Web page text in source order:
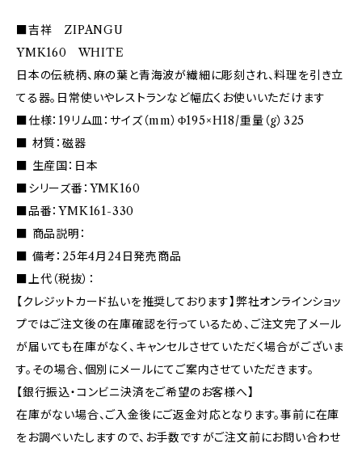
■吉祥 ZIPANGU
YMK160 WHITE
日本の伝統柄、麻の葉と青海波が繊細に彫刻され、料理を引き立
てる器。日常使いやレストランなど幅広くお使いいただけます
■仕様：19リム皿：サイズ（mm）Φ195×H18/重量（g）325
■ 材質：磁器
■ 生産国：日本
■シリーズ番：YMK160
■品番：YMK161-330
■ 商品説明：
■ 備考：25年4月24日発売商品
■上代（税抜）：
【クレジットカード払いを推奨しております】弊社オンラインショッ
プではご注文後の在庫確認を行っているため、ご注文完了メール
が届いても在庫がなく、キャンセルさせていただく場合がございま
す。その場合、個別にメールにてご案内させていただきます。
【銀行振込・コンビニ決済をご希望のお客様へ】
在庫がない場合、ご入金後にご返金対応となります。事前に在庫
をお調べいたしますので、お手数ですがご注文前にお問い合わせ